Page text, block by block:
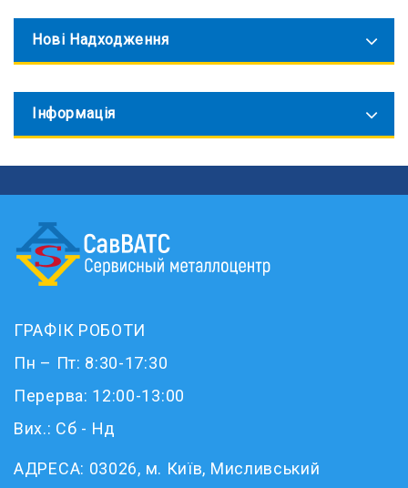
Нові Надходження
Інформація
ГРАФІК РОБОТИ
Пн – Пт: 8:30-17:30
Перерва: 12:00-13:00
Вих.: Сб - Нд
АДРЕСА: 03026, м. Київ, Мисливський